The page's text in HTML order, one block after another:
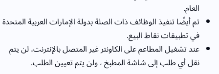
العام.
تم أيضًا تنفيذ الوظائف ذات الصلة بدولة الإمارات العربية المتحدة
في تطبيقات نقاط البيع.
عند تشغيل المطاعم على الكاونتر غير المتصل بالإنترنت، لن يتم
نقل أي طلب إلى شاشة المطبخ ، ولن يتم تعيين الطلب.